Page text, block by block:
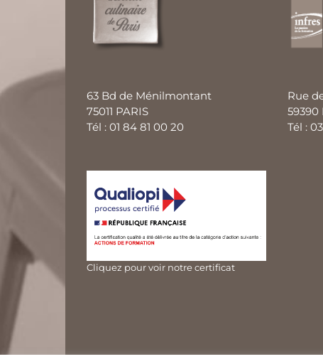
63 Bd de Ménilmontant
75011 PARIS
Tél : 01 84 81 00 20
Cliquez pour voir notre certificat
Rue
59390
Tél :